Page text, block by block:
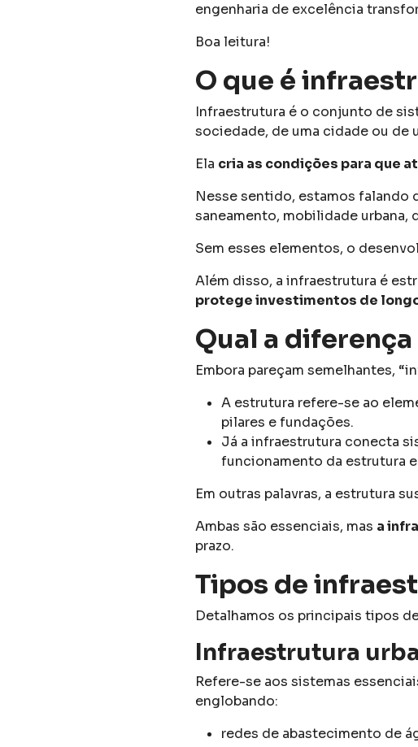
engenharia de excelência
Boa leitura!
O que é
Infraestrutura é o conjunto de
sociedade, de uma cidade ou de
Ela cria as condições para que
Nesse sentido, estamos falando
saneamento, mobilidade
Sem esses elementos, o
Além disso, a infraestrutura é
protege investimentos de
Qual a
Embora pareçam semelhantes,
A estrutura refere-se ao
pilares e fundações.
Já a infraestrutura conecta
funcionamento da estrutura
Em outras palavras, a estrutura
Ambas são essenciais, mas a
prazo.
Tipos de
Detalhamos os principais tipos
Infraestrutura
Refere-se aos sistemas
englobando:
redes de abastecimento de